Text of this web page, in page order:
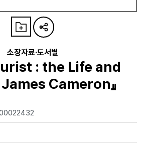
소장자료·도서별
: the Life and
Cameron』